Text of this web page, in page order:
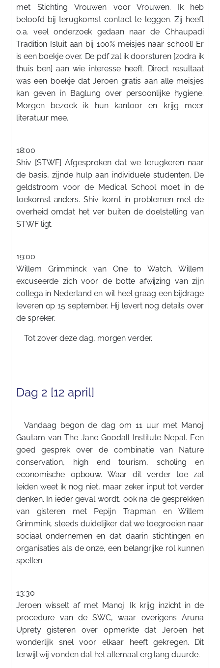
met Stichting Vrouwen voor Vrouwen. Ik heb
beloofd bij terugkomst contact te leggen. Zij heeft
o.a. veel onderzoek gedaan naar de Chhaupadi
Tradition [sluit aan bij 100% meisjes naar school] Er
is een boekje over. De pdf zal ik doorsturen [zodra ik
thuis ben] aan wie interesse heeft. Direct resultaat
was een boekje dat Jeroen gratis aan alle meisjes
kan geven in Baglung over persoonlijke hygiene.
Morgen bezoek ik hun kantoor en krijg meer
literatuur mee.
18:00
Shiv [STWF] Afgesproken dat we terugkeren naar
de basis, zijnde hulp aan individuele studenten. De
geldstroom voor de Medical School moet in de
toekomst anders. Shiv komt in problemen met de
overheid omdat het ver buiten de doelstelling van
STWF ligt.
19:00
Willem Grimminck van One to Watch. Willem
excuseerde zich voor de botte afwijzing van zijn
collega in Nederland en wil heel graag een bijdrage
leveren op 15 september. Hij levert nog details over
de spreker.
Tot zover deze dag, morgen verder.
Dag 2 [12 april]
Vandaag begon de dag om 11 uur met Manoj
Gautam van The Jane Goodall Institute Nepal. Een
goed gesprek over de combinatie van Nature
conservation, high end tourism, scholing en
economische opbouw. Waar dit verder toe zal
leiden weet ik nog niet, maar zeker input tot verder
denken. In ieder geval wordt, ook na de gesprekken
van gisteren met Pepijn Trapman en Willem
Grimmink, steeds duidelijker dat we toegroeien naar
sociaal ondernemen en dat daarin stichtingen en
organisaties als de onze, een belangrijke rol kunnen
spellen.
13:30
Jeroen wisselt af met Manoj. Ik krijg inzicht in de
procedure van de SWC, waar overigens Aruna
Uprety gisteren over opmerkte dat Jeroen het
wonderlijk snel voor elkaar heeft gekregen. Dit
terwijl wij vonden dat het allemaal erg lang duurde.